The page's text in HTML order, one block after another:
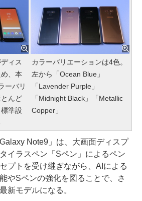
ィス
、本
ーバリ
んど
準設
カラーバリエーションは4色。
左から「Ocean Blue」
「Lavender Purple」
「Midnight Black」「Metallic
Copper」
Note9」は、大画面ディスプ
イラスペン「Sペン」によるペン
プトを受け継ぎながら、AIによる
やSペンの強化を図ることで、さ
新モデルになる。